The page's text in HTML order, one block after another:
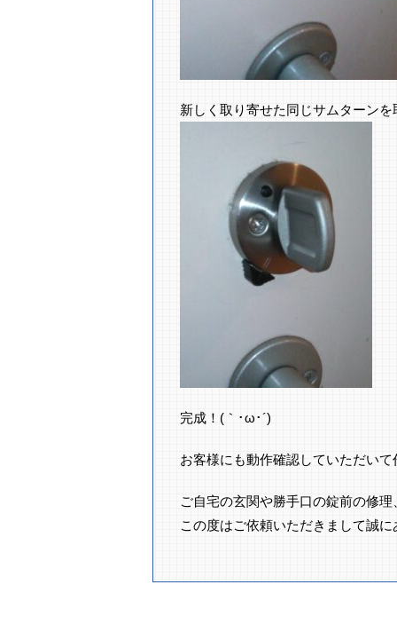
新しく取り寄せた同じサムターン
完成！(｀･ω･´)ゞ
お客様にも動作確認していただい
ご自宅の玄関や勝手口の錠前の修
この度はご依頼いただきまして誠